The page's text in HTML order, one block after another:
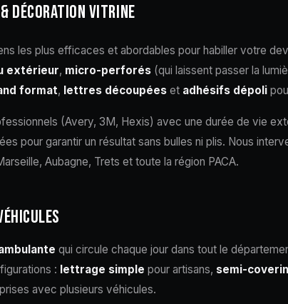
DÉCORATION VITRINE
les plus efficaces et abordables pour habiller votre
extérieur, micro-perforés (qui laissent passer la
format, lettres découpées et adhésifs dépoli
(Avery, 3M, Hexis) avec une durée de vie
pour garantir un résultat sans bulles ni plis. Nous
Aubagne, Trets et toute la région PACA.
qui circule chaque jour dans tout le
: lettrage simple pour artisans, semi-
avec plusieurs véhicules.